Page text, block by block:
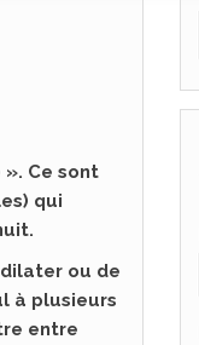
Ce sont
qui
ou de
à plusieurs
entre